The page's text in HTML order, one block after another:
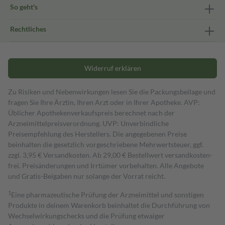
So geht's
Rechtliches
Widerruf erklären
Zu Risiken und Nebenwirkungen lesen Sie die Packungsbeilage und
fragen Sie Ihre Ärztin, Ihren Arzt oder in Ihrer Apotheke. AVP:
Üblicher Apothekenverkaufspreis berechnet nach der
Arzneimittelpreisverordnung. UVP: Unverbindliche
Preisempfehlung des Herstellers. Die angegebenen Preise
beinhalten die gesetzlich vorgeschriebene Mehrwertsteuer, ggf.
zzgl. 3,95 € Versandkosten. Ab 29,00 € Bestell­wert versand­kosten­
frei. Preisänderungen und Irrtümer vorbehalten. Alle Angebote
und Gratis-Beigaben nur solange der Vorrat reicht.
1 Eine pharmazeutische Prüfung der Arzneimittel und sonstigen
Produkte in deinem Warenkorb beinhaltet die Durchführung von
Wechselwirkungschecks und die Prüfung etwaiger